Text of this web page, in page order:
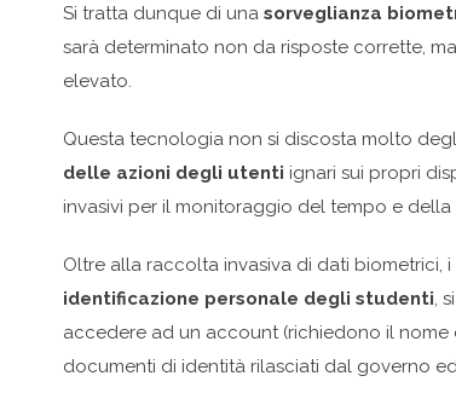
Si tratta dunque di una sorveglianza
sarà determinato non da risposte corrette,
elevato.
Questa tecnologia non si discosta molto
delle azioni degli utenti ignari sui propri
invasivi per il monitoraggio del tempo e
Oltre alla raccolta invasiva di dati
identificazione personale degli studenti,
accedere ad un account (richiedono il nome
documenti di identità rilasciati dal governo